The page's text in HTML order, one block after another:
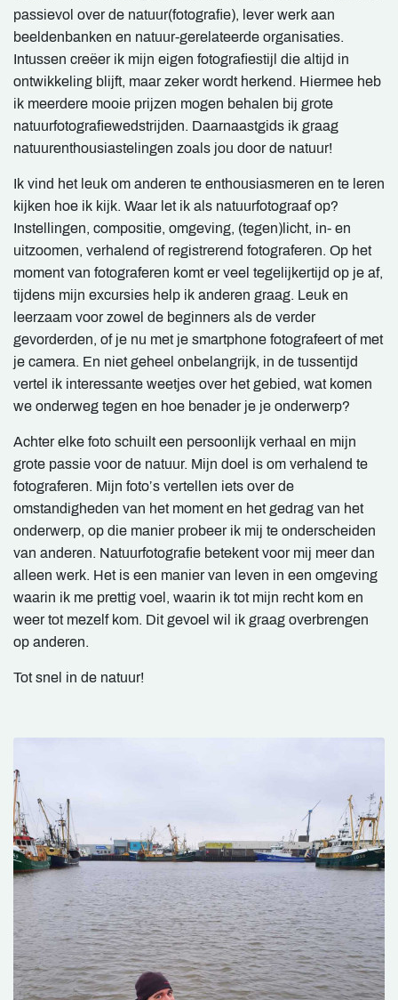
passievol over de natuur(fotografie), lever werk aan
beeldenbanken en natuur-gerelateerde organisaties.
Intussen creëer ik mijn eigen fotografiestijl die altijd in
ontwikkeling blijft, maar zeker wordt herkend. Hiermee heb
ik meerdere mooie prijzen mogen behalen bij grote
natuurfotografiewedstrijden. Daarnaastgids ik graag
natuurenthousiastelingen zoals jou door de natuur!
Ik vind het leuk om anderen te enthousiasmeren en te leren
kijken hoe ik kijk. Waar let ik als natuurfotograaf op?
Instellingen, compositie, omgeving, (tegen)licht, in- en
uitzoomen, verhalend of registrerend fotograferen. Op het
moment van fotograferen komt er veel tegelijkertijd op je af,
tijdens mijn excursies help ik anderen graag. Leuk en
leerzaam voor zowel de beginners als de verder
gevorderden, of je nu met je smartphone fotografeert of met
je camera. En niet geheel onbelangrijk, in de tussentijd
vertel ik interessante weetjes over het gebied, wat komen
we onderweg tegen en hoe benader je je onderwerp?
Achter elke foto schuilt een persoonlijk verhaal en mijn
grote passie voor de natuur. Mijn doel is om verhalend te
fotograferen. Mijn foto’s vertellen iets over de
omstandigheden van het moment en het gedrag van het
onderwerp, op die manier probeer ik mij te onderscheiden
van anderen. Natuurfotografie betekent voor mij meer dan
alleen werk. Het is een manier van leven in een omgeving
waarin ik me prettig voel, waarin ik tot mijn recht kom en
weer tot mezelf kom. Dit gevoel wil ik graag overbrengen
op anderen.
Tot snel in de natuur!